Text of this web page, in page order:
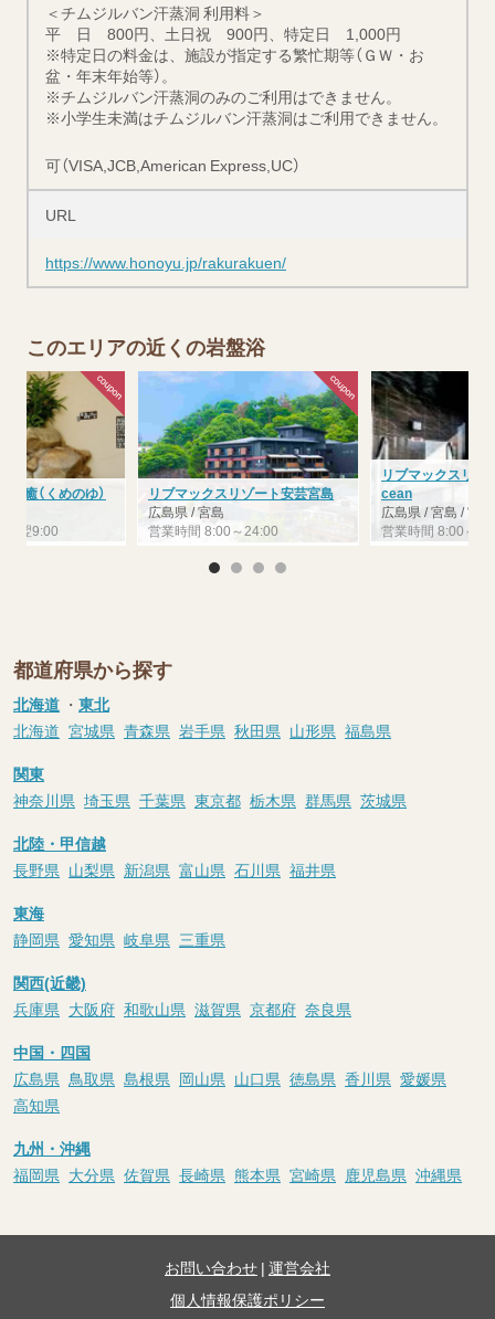
＜チムジルバン汗蒸洞 利用料＞
平 日 800円、土日祝 900円、特定日 1,000円
※特定日の料金は、施設が指定する繁忙期等（ＧＷ・お
盆・年末年始等）。
※チムジルバン汗蒸洞のみのご利用はできません。
※小学生未満はチムジルバン汗蒸洞はご利用できません。
可（VISA,JCB,American Express,UC）
URL
https://www.honoyu.jp/rakurakuen/
このエリアの近くの岩盤浴
癒（くめのゆ）
～翌9:00
リブマックスリゾート安芸宮島
広島県 / 宮島
営業時間 8:00～24:00
リブマックスリゾ
cean
広島県 / 宮島 / 宮
営業時間 8:00～
都道府県から探す
北海道 ・ 東北
北海道 宮城県 青森県 岩手県 秋田県 山形県 福島県
関東
神奈川県 埼玉県 千葉県 東京都 栃木県 群馬県 茨城県
北陸・甲信越
長野県 山梨県 新潟県 富山県 石川県 福井県
東海
静岡県 愛知県 岐阜県 三重県
関西(近畿)
兵庫県 大阪府 和歌山県 滋賀県 京都府 奈良県
中国・四国
広島県 鳥取県 島根県 岡山県 山口県 徳島県 香川県 愛媛県
高知県
九州・沖縄
福岡県 大分県 佐賀県 長崎県 熊本県 宮崎県 鹿児島県 沖縄県
お問い合わせ | 運営会社
個人情報保護ポリシー